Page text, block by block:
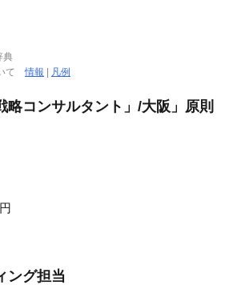
典
いて情報 凡例
略コンサルタント」/大阪」原則
ング担当